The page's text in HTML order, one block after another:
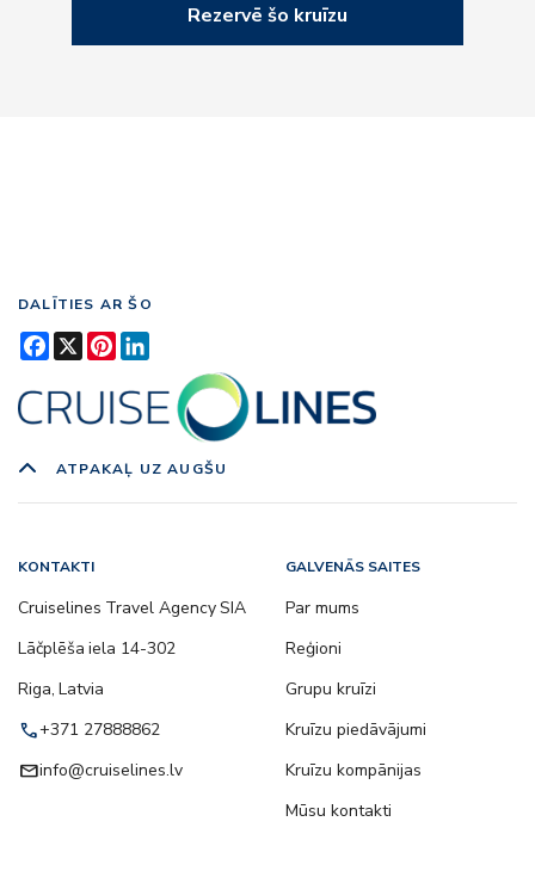
Rezervē šo kruīzu
DALĪTIES AR ŠO
Facebook
X Pinterest
ATPAKAĻ UZ AUGŠU
KONTAKTI
Cruiselines Travel Agency SIA
Lāčplēša iela 14-302
Riga, Latvia
call+371 27888862
emailinfo@cruiselines.lv
GALVENĀS SAITES
Par mums
Reģioni
Grupu kruīzi
Kruīzu piedāvājumi
Kruīzu kompānijas
Mūsu kontakti